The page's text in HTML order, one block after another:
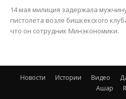
14 мая милиция задержала
пистолета возле бишкекского
что он сотрудник Минэкономики.
Новости Истории Видео
Ашар